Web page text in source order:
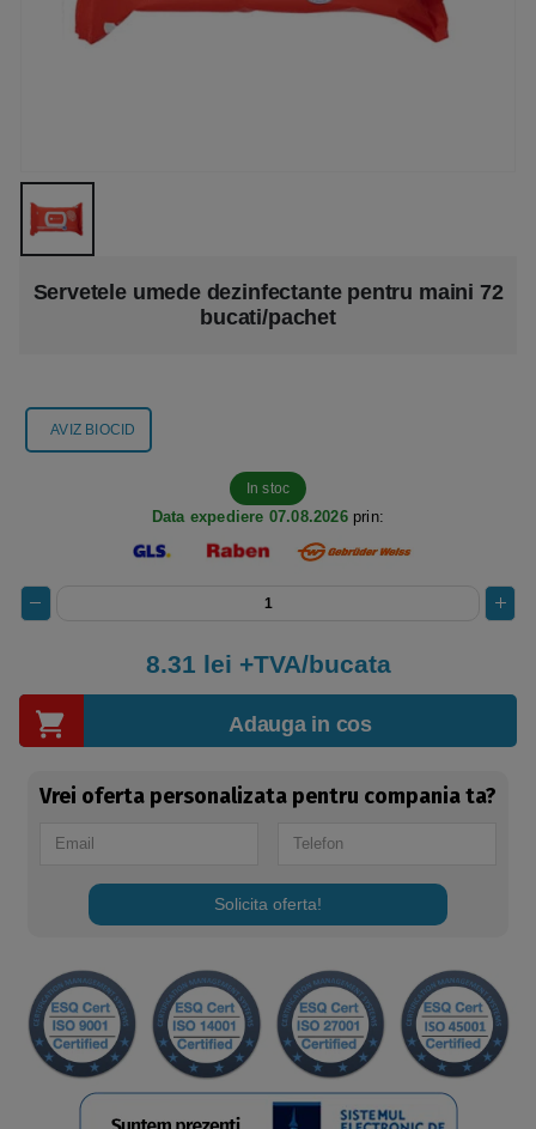
Servetele umede dezinfectante pentru maini 72
bucati/pachet
AVIZ BIOCID
In stoc
Data expediere 07.08.2026prin:
8.31 lei +TVA/bucata
Adauga in cos
Vrei oferta personalizata pentru compania ta?
Solicita oferta!